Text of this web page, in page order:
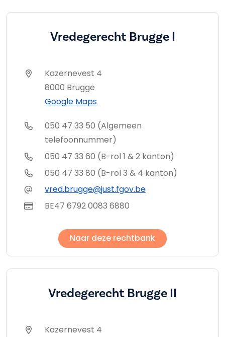
Vredegerecht Brugge I
Kazernevest 4
8000 Brugge
Google Maps
050 47 33 50 (Algemeen
telefoonnummer)
050 47 33 60 (B-rol 1 & 2 kanton)
050 47 33 80 (B-rol 3 & 4 kanton)
vred.brugge@just.fgov.be
BE47 6792 0083 6880
Naar deze rechtbank
Vredegerecht Brugge II
Kazernevest 4